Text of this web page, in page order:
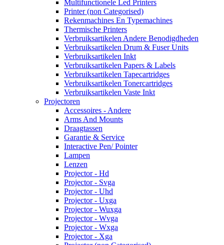
Multifunctionele Led Printers
Printer (non Categorised)
Rekenmachines En Typemachines
Thermische Printers
Verbruiksartikelen Andere Benodigdheden
Verbruiksartikelen Drum & Fuser Units
Verbruiksartikelen Inkt
Verbruiksartikelen Papers & Labels
Verbruiksartikelen Tapecartridges
Verbruiksartikelen Tonercartridges
Verbruiksartikelen Vaste Inkt
Projectoren
Accessoires - Andere
Arms And Mounts
Draagtassen
Garantie & Service
Interactive Pen/ Pointer
Lampen
Lenzen
Projector - Hd
Projector - Svga
Projector - Uhd
Projector - Uxga
Projector - Wuxga
Projector - Wvga
Projector - Wxga
Projector - Xga